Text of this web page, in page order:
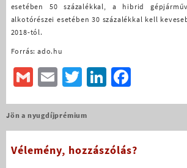
esetében 50 százalékkal, a hibrid
alkotórészei esetében 30 százalékkal kell
2018-tól.
Forrás: ado.hu
GmailEmailTwitterLinkedIn
Bejegyzés
Jön a nyugdíjprémium
Vélemény, hozzászólás?